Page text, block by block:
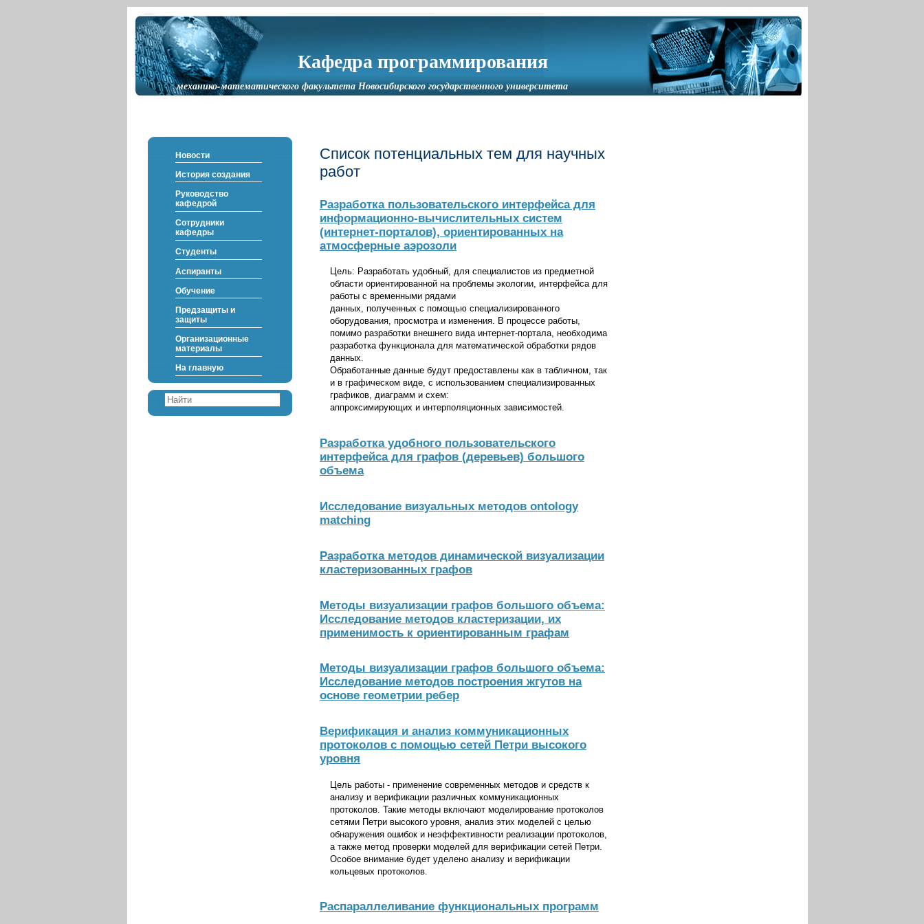
Кафедра программирования
механико-математического факультета Новосибирского государственного университета
Список потенциальных тем для научных
работ
Разработка пользовательского интерфейса для
информационно-вычислительных систем
(интернет-порталов), ориентированных на
атмосферные аэрозоли
Цель: Разработать удобный, для специалистов из предметной
области ориентированной на проблемы экологии, интерфейса для
работы с временными рядами
данных, полученных с помощью специализированного
оборудования, просмотра и изменения. В процессе работы,
помимо разработки внешнего вида интернет-портала, необходима
разработка функционала для математической обработки рядов
данных.
Обработанные данные будут предоставлены как в табличном, так
и в графическом виде, с использованием специализированных
графиков, диаграмм и схем:
аппроксимирующих и интерполяционных зависимостей.
Разработка удобного пользовательского
интерфейса для графов (деревьев) большого
объема
Исследование визуальных методов ontology
matching
Разработка методов динамической визуализации
кластеризованных графов
Методы визуализации графов большого объема:
Исследование методов кластеризации, их
применимость к ориентированным графам
Методы визуализации графов большого объема:
Исследование методов построения жгутов на
основе геометрии ребер
Верификация и анализ коммуникационных
протоколов с помощью сетей Петри высокого
уровня
Цель работы - применение современных методов и средств к
анализу и верификации различных коммуникационных
протоколов. Такие методы включают моделирование протоколов
сетями Петри высокого уровня, анализ этих моделей с целью
обнаружения ошибок и неэффективности реализации протоколов,
а также метод проверки моделей для верификации сетей Петри.
Особое внимание будет уделено анализу и верификации
кольцевых протоколов.
Распараллеливание функциональных программ
Новости
История создания
Руководство
кафедрой
Сотрудники
кафедры
Студенты
Аспиранты
Обучение
Предзащиты и
защиты
Организационные
материалы
На главную